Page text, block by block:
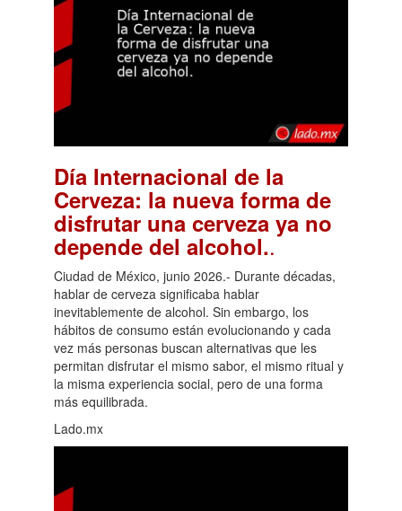
Día Internacional de la
Cerveza: la nueva forma de
disfrutar una cerveza ya no
depende del alcohol..
Ciudad de México, junio 2026.- Durante décadas,
hablar de cerveza significaba hablar
inevitablemente de alcohol. Sin embargo, los
hábitos de consumo están evolucionando y cada
vez más personas buscan alternativas que les
permitan disfrutar el mismo sabor, el mismo ritual y
la misma experiencia social, pero de una forma
más equilibrada.
Lado.mx